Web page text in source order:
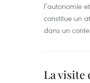
l’autonomie
constitue un
dans un
La visite